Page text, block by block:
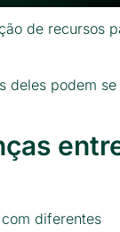
de recursos
deles podem se
diferentes